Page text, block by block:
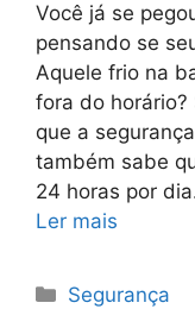
Você já se
pensando se
Aquele frio na
fora do
que a
também sabe
24 horas por
Ler mais
Categorias
Segurança